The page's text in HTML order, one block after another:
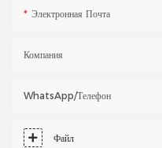
Электронная Почта
Компания
WhatsApp/телефон
Файл